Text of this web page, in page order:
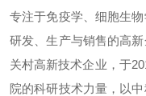
专注于免疫学、细胞生
研发、生产与销售的高
关村高新技术企业，于
院的科研技术力量，以